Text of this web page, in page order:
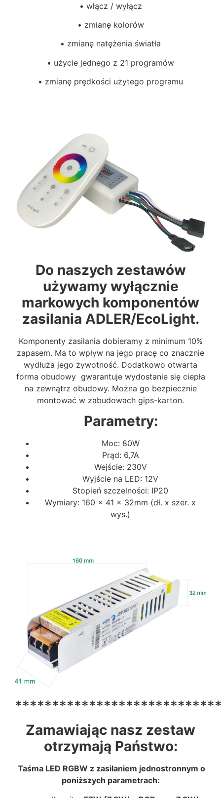
• włącz / wyłącz
• zmianę kolorów
• zmianę natężenia światła
• użycie jednego z 21 programów
• zmianę prędkości użytego programu
Do naszych zestawów
używamy wyłącznie
markowych komponentów
zasilania ADLER/EcoLight.
Komponenty zasilania dobieramy z minimum 10%
zapasem. Ma to wpływ na jego pracę co znacznie
wydłuża jego żywotność. Dodatkowo otwarta
forma obudowy gwarantuje wydostanie się ciepła
na zewnątrz obudowy. Można go bezpiecznie
montować w zabudowach gips-karton.
Parametry:
Moc: 80W
Prąd: 6,7A
Wejście: 230V
Wyjście na LED: 12V
Stopień szczelności: IP20
Wymiary: 160 x 41 x 32mm (dł. x szer. x
wys.)
Zamawiając nasz zestaw
otrzymają Państwo:
Taśma LED RGBW z zasilaniem jednostronnym o
poniższych parametrach: